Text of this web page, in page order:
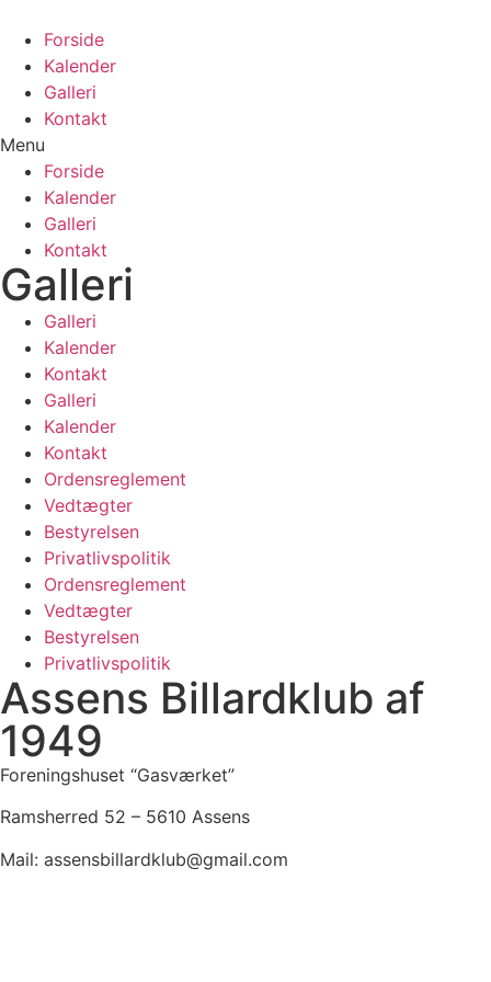
indhold
Forside
Kalender
Galleri
Kontakt
Menu
Forside
Kalender
Galleri
Kontakt
Galleri
Galleri
Kalender
Kontakt
Galleri
Kalender
Kontakt
Ordensreglement
Vedtægter
Bestyrelsen
Privatlivspolitik
Ordensreglement
Vedtægter
Bestyrelsen
Privatlivspolitik
Assens Billardklub af
1949
Foreningshuset “Gasværket”
Ramsherred 52 – 5610 Assens
Mail: assensbillardklub@gmail.com